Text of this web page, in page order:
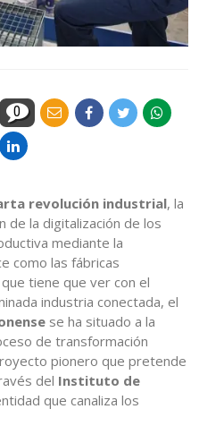
0
revolución industrial, la
de la digitalización de los
mediante la
como las fábricas
tiene que ver con el
industria conectada, el
se ha situado a la
de transformación
pionero que pretende
del Instituto de
que canaliza los